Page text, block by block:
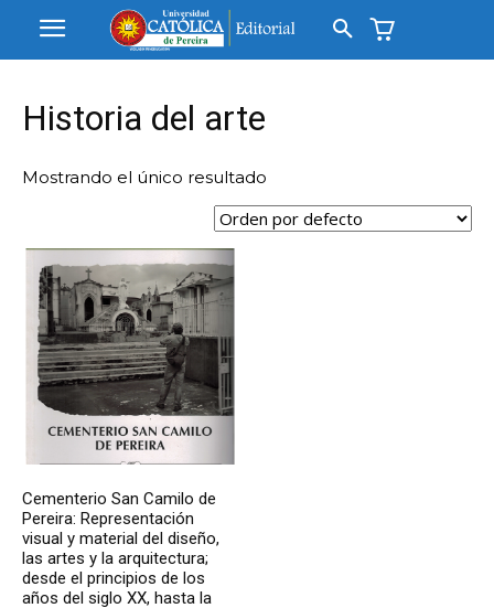
Historia del arte
Mostrando el único resultado
Cementerio San Camilo de
Pereira: Representación
visual y material del diseño,
las artes y la arquitectura;
desde el principios de los
años del siglo XX, hasta la